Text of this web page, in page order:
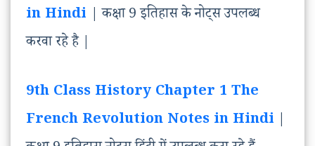
in Hindi | कक्षा 9 इतिहास के नोट्स उपलब्ध
करवा रहे है |
9th Class History Chapter 1 The
French Revolution Notes in Hindi |